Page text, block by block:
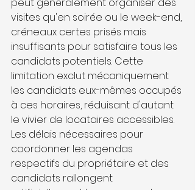
visites qu'en soirée ou le week-end,
créneaux certes prisés mais
insuffisants pour satisfaire tous les
candidats potentiels. Cette
limitation exclut mécaniquement
les candidats eux-mêmes occupés
à ces horaires, réduisant d'autant
le vivier de locataires accessibles.
Les délais nécessaires pour
coordonner les agendas
respectifs du propriétaire et des
candidats rallongent